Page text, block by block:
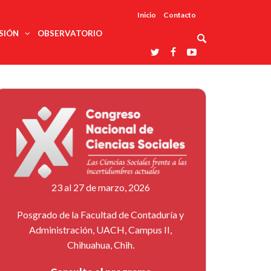
Inicio Contacto
ciencias
profesionales
trabajo
Redes
temáticas
Laboratorios
nacionales
Entidades
afines
Reconoce
La UDUALC
A La
Universidad
De México
En Su 475
Aniversario
OBSERVATORIO
23 al 27 de marzo, 2026
Posgrado de la Facultad de Contaduría y
Administración, UACH, Campus II,
Chihuahua, Chih.